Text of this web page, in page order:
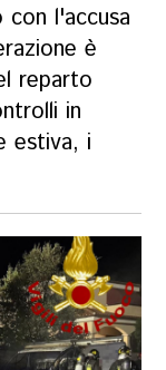
l'accusa
è
reparto
in
estiva, i